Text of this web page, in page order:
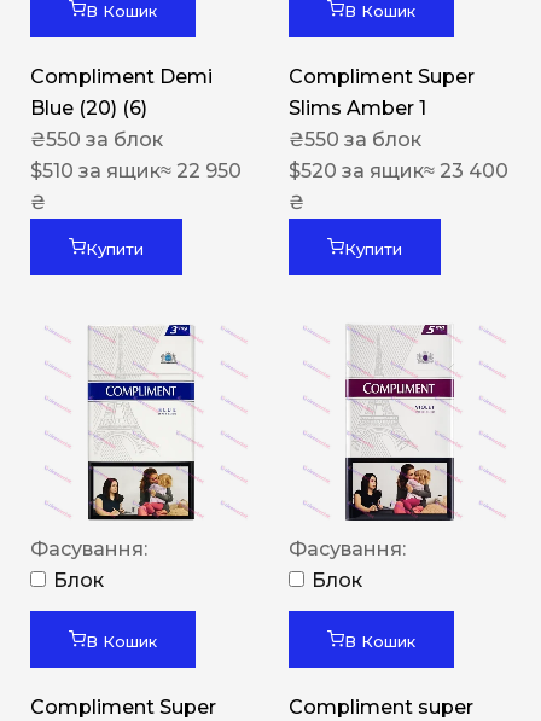
В Кошик
Compliment Demi
Blue (20) (6)
₴550 за блок
$510 за ящик≈ 22 950
₴
Купити
В Кошик
Compliment Super
Slims Amber 1
₴550 за блок
$520 за ящик≈ 23 400
₴
Купити
Фасування:
Блок
В Кошик
Compliment Super
Фасування:
Блок
В Кошик
Compliment super